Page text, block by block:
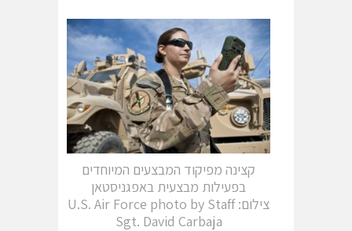
קצינה מפיקוד המבצעים המיוחדים
בפעילות מבצעית באפגניסטאן
צילום: U.S. Air Force photo by Staff
Sgt. David Carbaja